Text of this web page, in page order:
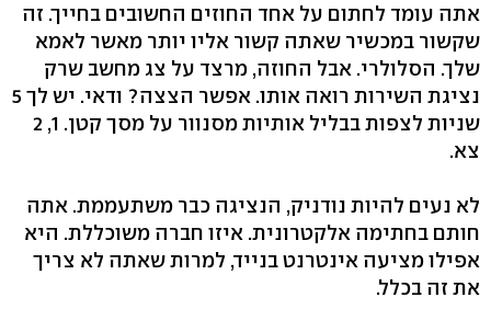
אתה עומד לחתום על אחד החוזים החשובים בחייך. זה
שקשור במכשיר שאתה קשור אליו יותר מאשר לאמא
שלך. הסלולרי. אבל החוזה, מרצד על צג מחשב שרק
נציגת השירות רואה אותו. אפשר הצצה? ודאי. יש לך 5
שניות לצפות בבליל אותיות מסנוור על מסך קטן. 1, 2
צא.
לא נעים להיות נודניק, הנציגה כבר משתעממת. אתה
חותם בחתימה אלקטרונית. איזו חברה משוכללת. היא
אפילו מציעה אינטרנט בנייד, למרות שאתה לא צריך
את זה בכלל.